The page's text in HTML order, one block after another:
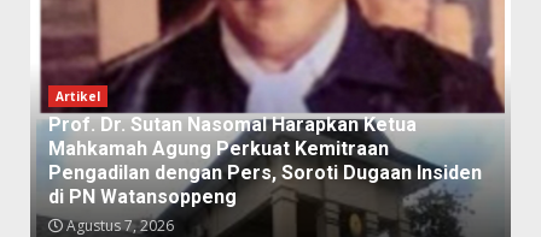
Artikel
Prof. Dr. Sutan Nasomal Harapkan Ketua
Mahkamah Agung Perkuat Kemitraan
Pengadilan dengan Pers, Soroti Dugaan Insiden
di PN Watansoppeng
Agustus 7, 2026